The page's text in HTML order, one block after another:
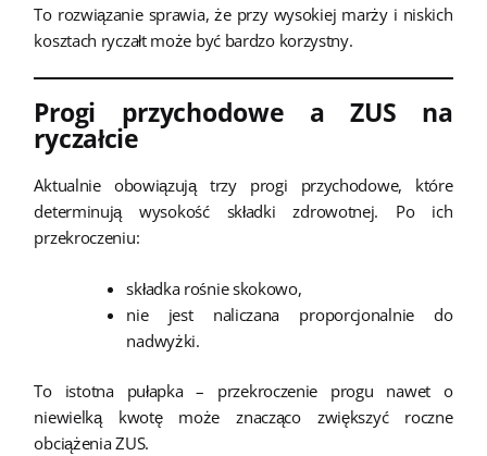
To rozwiązanie sprawia, że przy wysokiej marży i niskich
kosztach ryczałt może być bardzo korzystny.
Progi przychodowe a ZUS na
ryczałcie
Aktualnie obowiązują trzy progi przychodowe, które
determinują wysokość składki zdrowotnej. Po ich
przekroczeniu:
składka rośnie skokowo,
nie jest naliczana proporcjonalnie do
nadwyżki.
To istotna pułapka – przekroczenie progu nawet o
niewielką kwotę może znacząco zwiększyć roczne
obciążenia ZUS.